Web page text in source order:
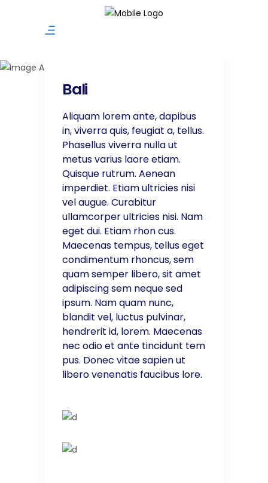
Bali
Aliquam lorem ante, dapibus
in, viverra quis, feugiat a, tellus.
Phasellus viverra nulla ut
metus varius laore etiam.
Quisque rutrum. Aenean
imperdiet. Etiam ultricies nisi
vel augue. Curabitur
ullamcorper ultricies nisi. Nam
eget dui. Etiam rhon cus.
Maecenas tempus, tellus eget
condimentum rhoncus, sem
quam semper libero, sit amet
adipiscing sem neque sed
ipsum. Nam quam nunc,
blandit vel, luctus pulvinar,
hendrerit id, lorem. Maecenas
nec odio et ante tincidunt tem
pus. Donec vitae sapien ut
libero venenatis faucibus lore.